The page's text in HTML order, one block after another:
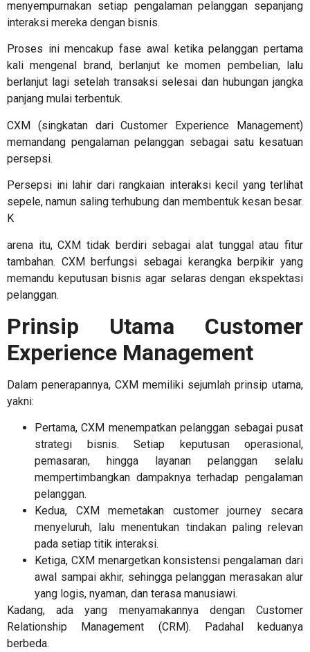
menyempurnakan setiap pengalaman pelanggan sepanjang
interaksi mereka dengan bisnis.
Proses ini mencakup fase awal ketika pelanggan pertama
kali mengenal brand, berlanjut ke momen pembelian, lalu
berlanjut lagi setelah transaksi selesai dan hubungan jangka
panjang mulai terbentuk.
CXM (singkatan dariCustomer Experience Management)
memandang pengalaman pelanggan sebagai satu kesatuan
persepsi.
Persepsi ini lahir dari rangkaian interaksi kecil yang terlihat
sepele, namun saling terhubung dan membentuk kesan besar.
K
arena itu, CXM tidak berdiri sebagai alat tunggal atau fitur
tambahan. CXM berfungsi sebagai kerangka berpikir yang
memandu keputusan bisnis agar selaras dengan ekspektasi
pelanggan.
Prinsip Utama Customer
Experience Management
Dalam penerapannya, CXM memiliki sejumlah prinsip utama,
yakni:
Pertama, CXM menempatkan pelanggan sebagai pusat
strategi bisnis. Setiap keputusan operasional,
pemasaran, hingga layanan pelanggan selalu
mempertimbangkan dampaknya terhadap pengalaman
pelanggan.
Kedua, CXM memetakan customer journey secara
menyeluruh, lalu menentukan tindakan paling relevan
pada setiap titik interaksi.
Ketiga, CXM menargetkan konsistensi pengalaman dari
awal sampai akhir, sehingga pelanggan merasakan alur
yang logis, nyaman, dan terasa manusiawi.
Kadang, ada yang menyamakannya dengan Customer
Relationship Management (CRM). Padahal keduanya
berbeda.